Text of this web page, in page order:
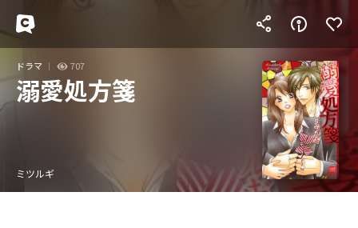
ドラマ 707
溺愛処方箋
ミツルギ